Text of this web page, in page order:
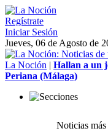
Regístrate
Iniciar Sesión
Jueves, 06 de Agosto de
La Noción | Hallan a un
Periana (Málaga)
Noticias más